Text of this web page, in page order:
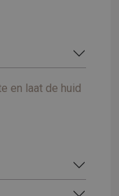
en laat de huid